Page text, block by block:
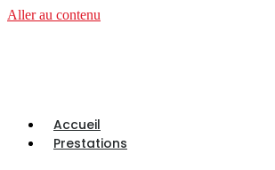
Aller au contenu
Accueil
Prestations